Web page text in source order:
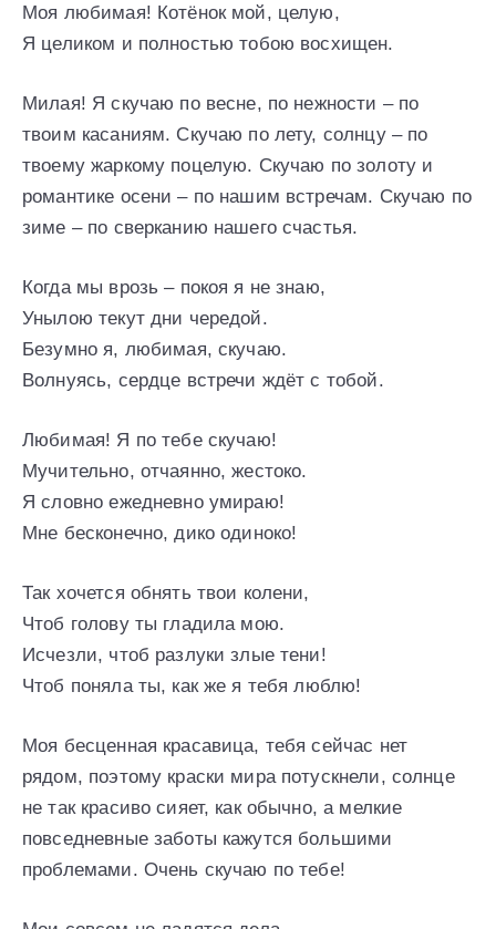
Моя любимая! Котёнок мой, целую,
Я целиком и полностью тобою восхищен.
Милая! Я скучаю по весне, по нежности – по
твоим касаниям. Скучаю по лету, солнцу – по
твоему жаркому поцелую. Скучаю по золоту и
романтике осени – по нашим встречам. Скучаю по
зиме – по сверканию нашего счастья.
Когда мы врозь – покоя я не знаю,
Унылою текут дни чередой.
Безумно я, любимая, скучаю.
Волнуясь, сердце встречи ждёт с тобой.
Любимая! Я по тебе скучаю!
Мучительно, отчаянно, жестоко.
Я словно ежедневно умираю!
Мне бесконечно, дико одиноко!
Так хочется обнять твои колени,
Чтоб голову ты гладила мою.
Исчезли, чтоб разлуки злые тени!
Чтоб поняла ты, как же я тебя люблю!
Моя бесценная красавица, тебя сейчас нет
рядом, поэтому краски мира потускнели, солнце
не так красиво сияет, как обычно, а мелкие
повседневные заботы кажутся большими
проблемами. Очень скучаю по тебе!